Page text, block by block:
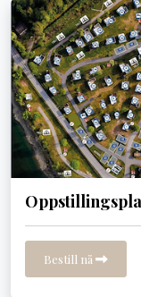
Bestill nå